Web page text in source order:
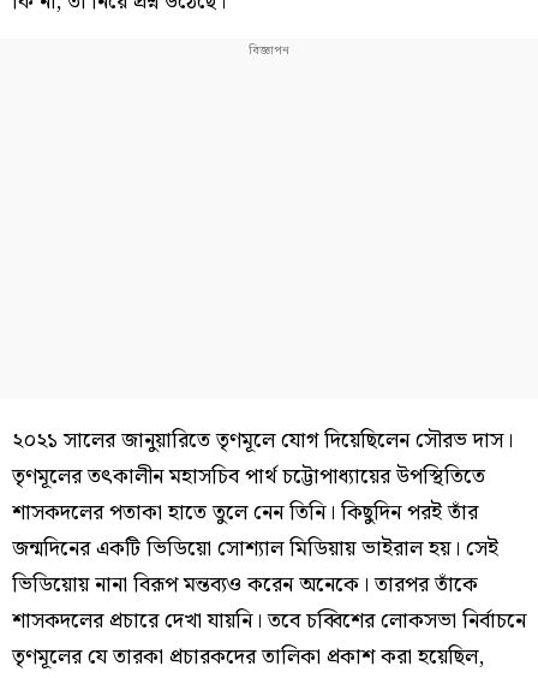
২০২১ সালের জানুয়ারিতে তৃণমূলে যোগ দিয়েছিলেন সৌরভ দাস।
তৃণমূলের তৎকালীন মহাসচিব পার্থ চট্টোপাধ্যায়ের উপস্থিতিতে
শাসকদলের পতাকা হাতে তুলে নেন তিনি। কিছুদিন পরই তাঁর
জন্মদিনের একটি ভিডিয়ো সোশ্যাল মিডিয়ায় ভাইরাল হয়। সেই
ভিডিয়োয় নানা বিরূপ মন্তব্যও করেন অনেকে। তারপর তাঁকে
শাসকদলের প্রচারে দেখা যায়নি। তবে চব্বিশের লোকসভা নির্বাচনে
তৃণমূলের যে তারকা প্রচারকদের তালিকা প্রকাশ করা হয়েছিল,